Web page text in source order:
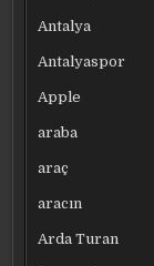
Antalya
Antalyaspor
Apple
araba
araç
aracın
Arda Turan